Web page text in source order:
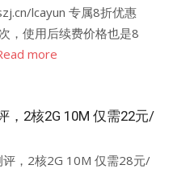
lcayun 专属8折优惠
，使用后续费价格也是8
more
，2核2G 10M 仅需22元/
，2核2G 10M 仅需28元/